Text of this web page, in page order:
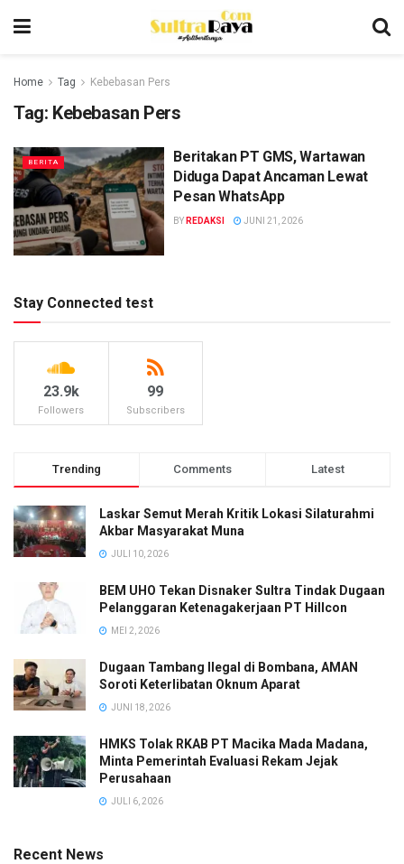
Home Tag Kebebasan Pers
Tag: Kebebasan Pers
BERITA
Beritakan PT GMS, Wartawan
Diduga Dapat Ancaman Lewat
Pesan WhatsApp
BY REDAKSI JUNI 21, 2026
Stay Connected test
23.9k
Followers
99
Subscribers
Trending Comments Latest
Laskar Semut Merah Kritik Lokasi Silaturahmi
Akbar Masyarakat Muna
JULI 10, 2026
BEM UHO Tekan Disnaker Sultra Tindak Dugaan
Pelanggaran Ketenagakerjaan PT Hillcon
MEI 2, 2026
Dugaan Tambang Ilegal di Bombana, AMAN
Soroti Keterlibatan Oknum Aparat
JUNI 18, 2026
HMKS Tolak RKAB PT Macika Mada Madana,
Minta Pemerintah Evaluasi Rekam Jejak
Perusahaan
JULI 6, 2026
Recent News